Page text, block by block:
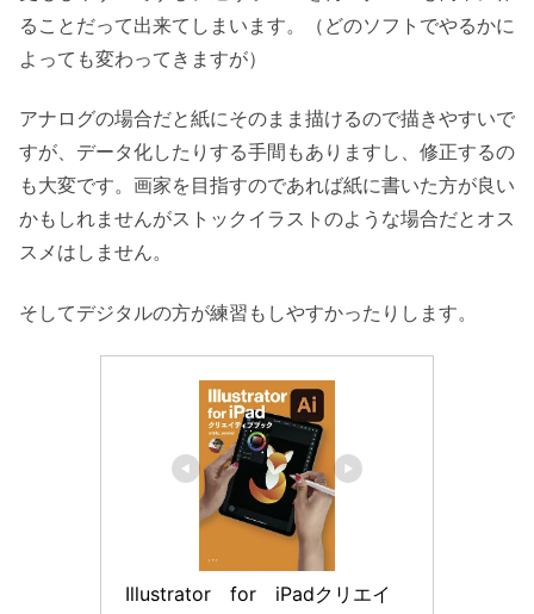
ることだって出来てしまいます。（どのソフトでやるかに
よっても変わってきますが）
アナログの場合だと紙にそのまま描けるので描きやすいで
すが、データ化したりする手間もありますし、修正するの
も大変です。画家を目指すのであれば紙に書いた方が良い
かもしれませんがストックイラストのような場合だとオス
スメはしません。
そしてデジタルの方が練習もしやすかったりします。
Illustrator　for　iPadクリエイ